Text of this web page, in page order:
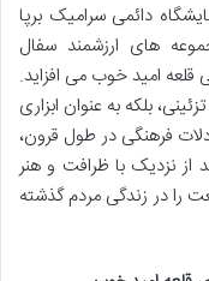
دائمی سرامیک برپا
های ارزشمند سفال
قلعه امید خوب می افزاید.
بلکه به عنوان ابزاری
فرهنگی در طول قرون،
از نزدیک با ظرافت و هنر
را در زندگی مردم گذشته